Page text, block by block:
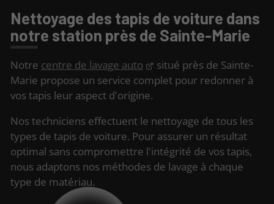
Nettoyage des tapis de voiture dans
notre station près de Sainte-Marie
Notre centre de lavage auto
situé près de Sainte-
Marie propose un service complet pour redonner à
vos tapis leur aspect d'origine.
Nos techniciens effectuent le nettoyage de tous les
types de tapis de voiture. Pour assurer un résultat
optimal sans compromettre l'intégrité de vos tapis,
nous adaptons nos méthodes de lavage à chaque
type de matériau.